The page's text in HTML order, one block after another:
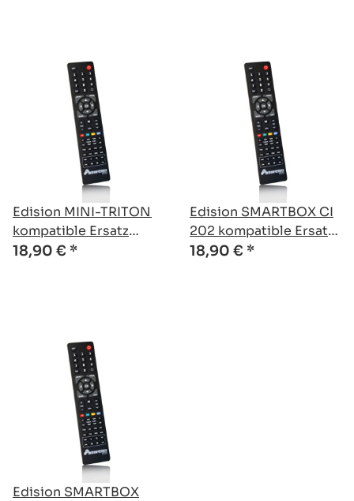
Edision MINI-TRITON
kompatible Ersatz
Fernbedienung
18,90 € *
Edision SMARTBOX CI
202 kompatible Ersatz
Fernbedienung
18,90 € *
Edision SMARTBOX